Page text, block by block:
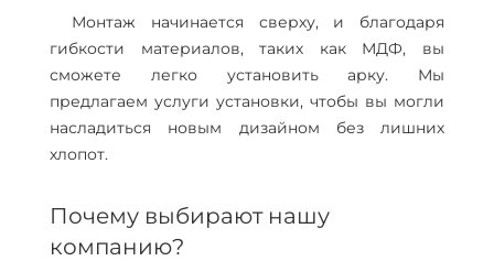
Монтаж начинается сверху, и благодаря
гибкости материалов, таких как МДФ, вы
сможете легко установить арку. Мы
предлагаем услуги установки, чтобы вы могли
насладиться новым дизайном без лишних
хлопот.
Почему выбирают нашу
компанию?